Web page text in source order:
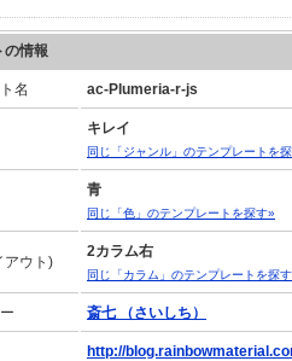
の情報
名 ac-Plumeria-r-js
キレイ
同じ「ジャンル」のテンプレートを
青
同じ「色」のテンプレートを探す»
アウト)
2カラム右
同じ「カラム」のテンプレートを探
斎七 （さいしち）
http://